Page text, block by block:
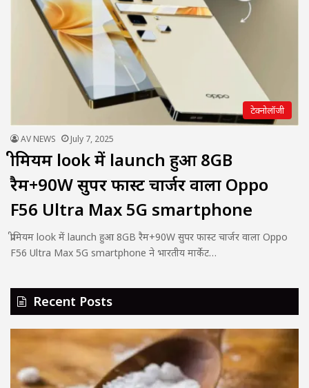
टेक्नोलॉजी
AV NEWS July 7, 2025
प्रीमियम look में launch हुआ 8GB
रैम+90W सुपर फास्ट चार्जर वाला Oppo
F56 Ultra Max 5G smartphone
प्रीमियम look में launch हुआ 8GB रैम+90W सुपर फास्ट चार्जर वाला Oppo
F56 Ultra Max 5G smartphone ने भारतीय मार्केट…
Recent Posts